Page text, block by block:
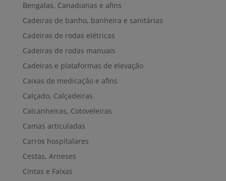
Bengalas, Canadianas e afins
Cadeiras de banho, banheira e sanitárias
Cadeiras de rodas elétricas
Cadeiras de rodas manuais
Cadeiras e plataformas de elevação
Caixas de medicação e afins
Calçado, Calçadeiras
Calcanheiras, Cotoveleiras
Camas articuladas
Carros hospitalares
Cestas, Arneses
Cintas e Faixas